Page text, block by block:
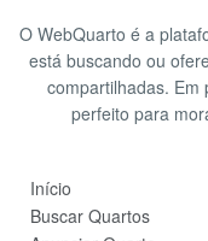
O WebQuarto é a
está buscando ou
compartilhadas. Em
perfeito para
Início
Buscar Quartos